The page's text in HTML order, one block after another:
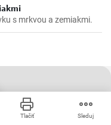
s mrkvou a zemiakmi.
Tlačiť Sleduj